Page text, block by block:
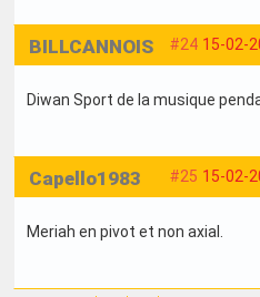
#24 15-02-
BILLCANNOIS
Diwan Sport de la musique
#25 15-02-
Capello1983
Meriah en pivot et non axial.